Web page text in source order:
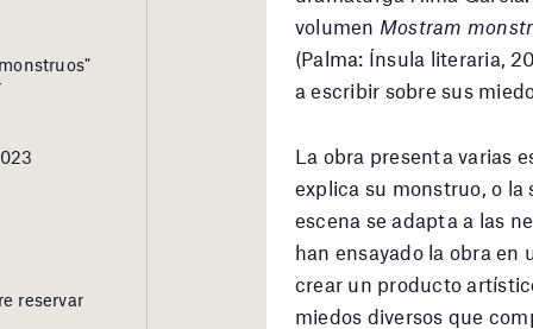
reservar
volumen Mostram
(Palma: Ínsula literaria,
a escribir sobre sus
La obra presenta varias
explica su monstruo, o la
escena se adapta a las
han ensayado la obra en
crear un producto
miedos diversos que